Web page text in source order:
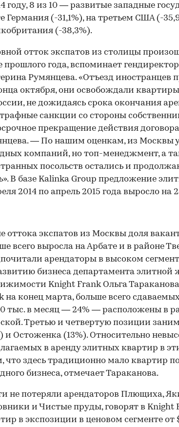
году, 8 из 10 — развитые западные
Германия (-31,1%), на третьем США (-
(-38,3%).
00:00 / 00:00
отток экспатов из столицы
прошлого года, вспоминает
Румянцева. «Отъезд иностранцев
октября, они освобождали
не дожидаясь срока окончания
санкции со стороны
прекращение действия
— По нашим оценкам, из Москвы
компаний, но топ-менеджмент, а
посольств остались и
В базе Kalinka Group предложение
2014 по апрель 2015 года выросло на
оттока экспатов из Москвы доля
всего выросла на Арбате и в районе
арендаторы в высоком
бизнеса департамента элитной
Knight Frank Ольга
на конец марта, больше всего
тыс. в месяц — 24% — расположены в
Третью и четвертую позиции
и Остоженка (13%). Относительно
в аренду элитных квартир в
что здесь традиционно мало квартир
бизнеса, отмечает Тараканова.
не потеряли арендаторов Плющиха,
и Чистые пруды, говорят в Knight
в экспозиции в ценовом сегменте от